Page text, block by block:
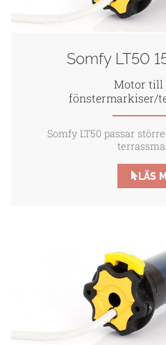
Somfy LT50
Motor till
fönstermarkiser/
Somfy LT50 passar
LÄS